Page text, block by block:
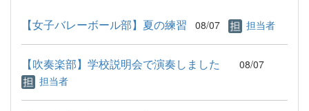
【女子バレーボール部】夏の練習 08/07 担当者
【吹奏楽部】学校説明会で演奏しました
08/07
担当者